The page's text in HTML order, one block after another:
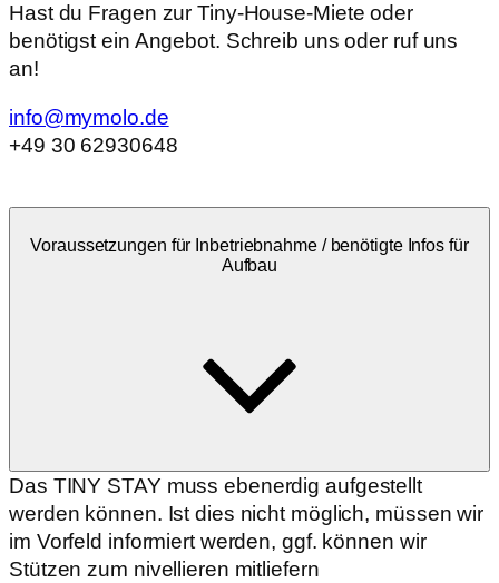
Hast du Fragen zur Tiny-House-Miete oder
benötigst ein Angebot. Schreib uns oder ruf uns
an!
info@mymolo.de
+49 30 62930648
Voraussetzungen für Inbetriebnahme / benötigte Infos für
Aufbau
Das TINY STAY muss ebenerdig aufgestellt
werden können. Ist dies nicht möglich, müssen wir
im Vorfeld informiert werden, ggf. können wir
Stützen zum nivellieren mitliefern